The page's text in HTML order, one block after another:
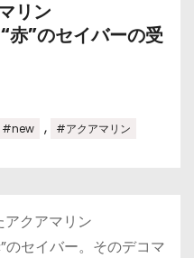
リン
”のセイバーの受
#new , #アクアマリン
クアマリン
セイバー。そのデコマ